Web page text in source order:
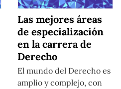
Las mejores áreas
de especialización
en la carrera de
Derecho
El mundo del Derecho es
amplio y complejo, con